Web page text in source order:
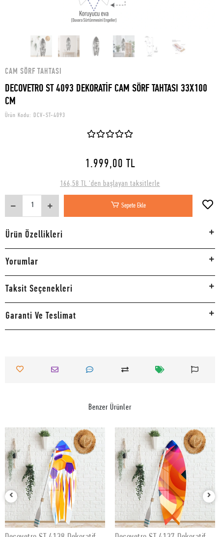
CAM SÖRF TAHTASI
DECOVETRO ST 4093 DEKORATİF CAM SÖRF TAHTASI 33X100
CM
Ürün Kodu: DCV-ST-4093
1.999,00 TL
166,58 TL 'den başlayan taksitlerle
Sepete Ekle
Ürün Özellikleri
Yorumlar
Taksit Seçenekleri
Garanti Ve Teslimat
Benzer Ürünler